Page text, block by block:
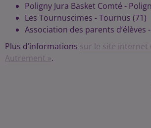
Poligny Jura Basket Comté -
Les Tournuscimes - Tournus (71)
Association des parents d’élèves
Plus d’informations sur le site internet
Autrement ».